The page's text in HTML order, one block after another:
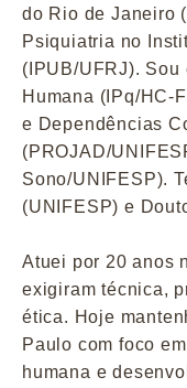
do Rio de Janeiro
Psiquiatria no
(IPUB/UFRJ).
Humana (IPq/HC-
e Dependências
(PROJAD/
Sono/UNIFESP).
(UNIFESP) e
Atuei por 20 anos
exigiram técnica,
ética. Hoje
Paulo com foco
humana e